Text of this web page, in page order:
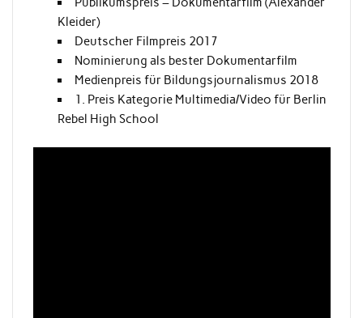
Kleider)
Deutscher Filmpreis 2017
Nominierung als bester Dokumentarfilm
Medienpreis für Bildungsjournalismus 2018
1. Preis Kategorie Multimedia/Video für Berlin
Rebel High School